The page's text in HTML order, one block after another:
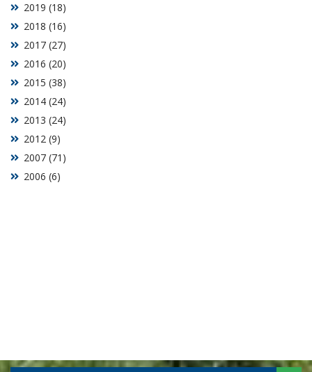
2006 (6)
2007 (71)
2012 (9)
2013 (24)
2014 (24)
2015 (38)
2016 (20)
2017 (27)
2018 (16)
2019 (18)